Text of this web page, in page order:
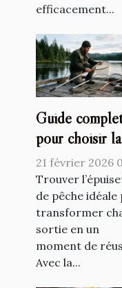
efficacement...
Guide
pour choisir la
meilleure
épuisette de
pêche
21 février 2026
Trouver
de pêche idéale
transformer
sortie en un
moment de
Avec la...